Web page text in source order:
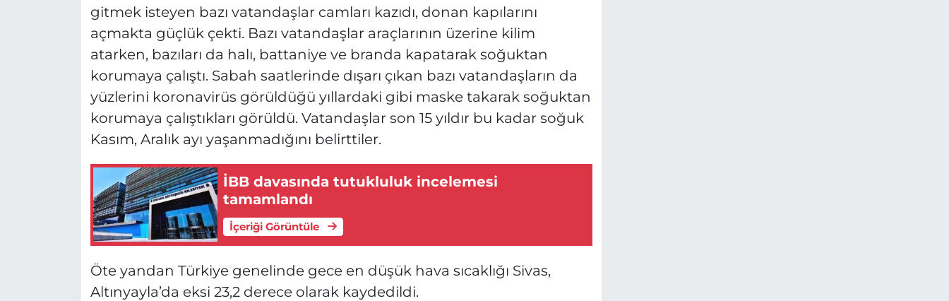
gitmek isteyen bazı vatandaşlar camları kazıdı, donan kapılarını
açmakta güçlük çekti. Bazı vatandaşlar araçlarının üzerine kilim
atarken, bazıları da halı, battaniye ve branda kapatarak soğuktan
korumaya çalıştı. Sabah saatlerinde dışarı çıkan bazı vatandaşların da
yüzlerini koronavirüs görüldüğü yıllardaki gibi maske takarak soğuktan
korumaya çalıştıkları görüldü. Vatandaşlar son 15 yıldır bu kadar soğuk
Kasım, Aralık ayı yaşanmadığını belirttiler.
İBB davasında tutukluluk incelemesi
tamamlandı
İçeriği Görüntüle
Öte yandan Türkiye genelinde gece en düşük hava sıcaklığı Sivas,
Altınyayla’da eksi 23,2 derece olarak kaydedildi.